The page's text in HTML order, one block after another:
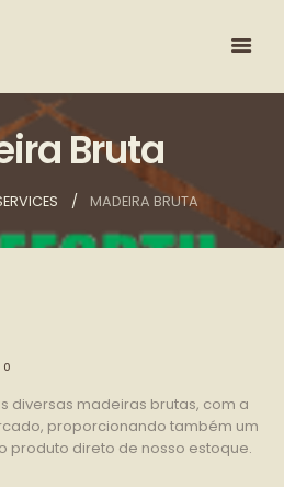
Bruta
MADEIRA BRUTA
0
diversas madeiras brutas, com a
proporcionando também um
produto direto de nosso estoque.